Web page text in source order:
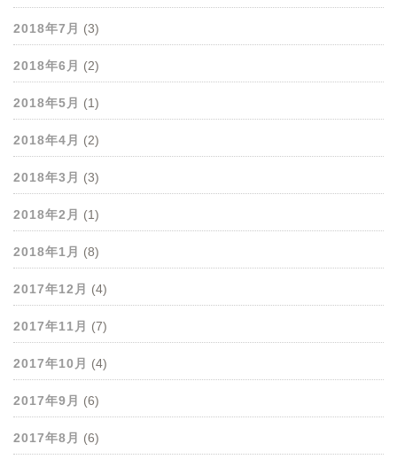
2018年7月 (3)
2018年6月 (2)
2018年5月 (1)
2018年4月 (2)
2018年3月 (3)
2018年2月 (1)
2018年1月 (8)
2017年12月 (4)
2017年11月 (7)
2017年10月 (4)
2017年9月 (6)
2017年8月 (6)